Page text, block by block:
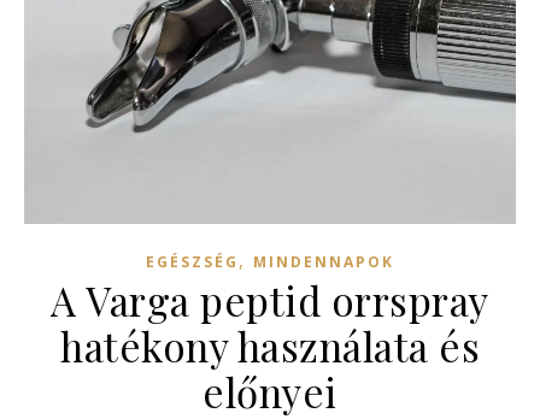
EGÉSZSÉG , MINDENNAPOK
A Varga peptid orrspray
hatékony használata és
előnyei